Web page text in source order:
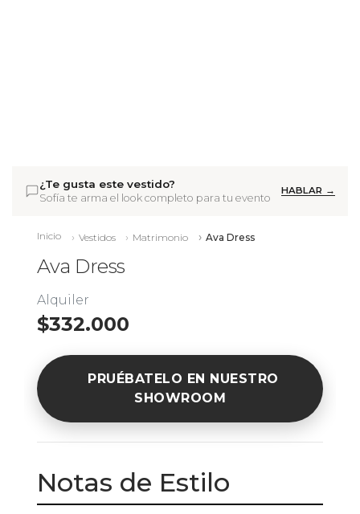
¿Te gusta este vestido?
Sofía te arma el look completo para tu evento
HABLAR →
Inicio Vestidos Matrimonio Ava Dress
Ava Dress
Alquiler
$332.000
PRUÉBATELO EN NUESTRO
SHOWROOM
Notas de Estilo